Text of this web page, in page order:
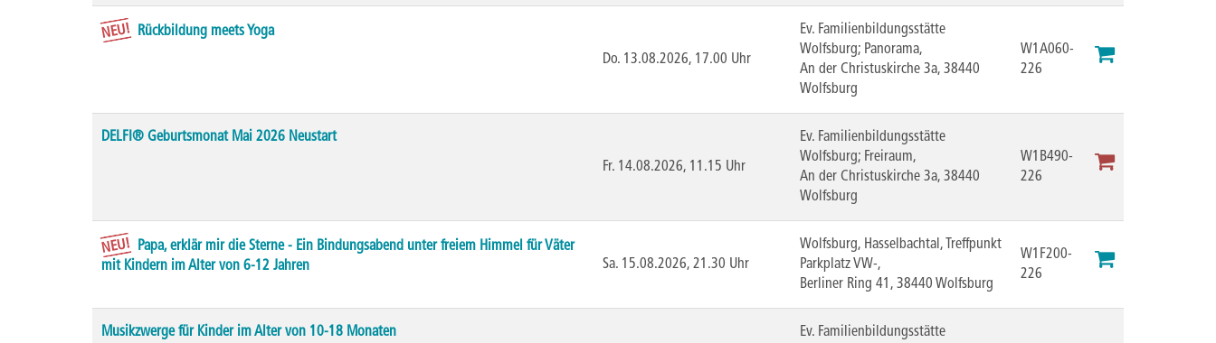
NEU!
Rückbildung meets Yoga
Do. 13.08.2026, 17.00 Uhr
Ev. Familienbildungsstätte
Wolfsburg; Panorama,
An der Christuskirche 3a, 38440
Wolfsburg
W1A060-
226
DELFI® Geburtsmonat Mai 2026 Neustart
Fr. 14.08.2026, 11.15 Uhr
Ev. Familienbildungsstätte
Wolfsburg; Freiraum,
An der Christuskirche 3a, 38440
Wolfsburg
W1B490-
226
NEU!
Papa, erklär mir die Sterne - Ein Bindungsabend unter freiem Himmel für Väter
mit Kindern im Alter von 6-12 Jahren
Sa. 15.08.2026, 21.30 Uhr
Wolfsburg, Hasselbachtal, Treffpunkt
Parkplatz VW-,
Berliner Ring 41, 38440 Wolfsburg
W1F200-
226
Musikzwerge für Kinder im Alter von 10-18 Monaten
Ev. Familienbildungsstätte